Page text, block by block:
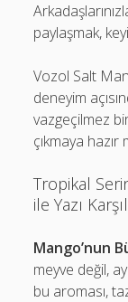
paylaşmak,
Vozol Salt
deneyim
vazgeçilmez
çıkmaya hazır
Tropikal
ile Yazı
Mango’nun
meyve değil,
bu aroması,